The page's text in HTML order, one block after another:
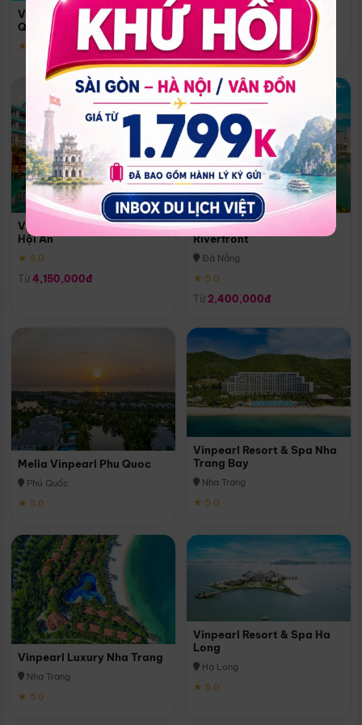
Vinpearl Resort & Spa Phu
Quoc
★ 5.0
Quoc
Phú Quốc
★ 5.0
Vinpearl Resort & Golf Nam
Hội An
★ 5.0
Từ 4,150,000đ
Melia Vinpearl Danang
Riverfront
Đà Nẵng
★ 5.0
Từ 2,400,000đ
Melia Vinpearl Phu Quoc
Phú Quốc
★ 5.0
Vinpearl Resort & Spa Nha
Trang Bay
Nha Trang
★ 5.0
Vinpearl Luxury Nha Trang
Nha Trang
★ 5.0
Vinpearl Resort & Spa Ha
Long
Hạ Long
★ 5.0